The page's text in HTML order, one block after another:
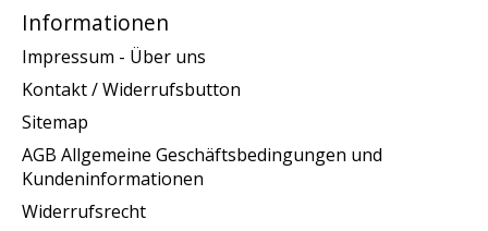
Informationen
Impressum - Über uns
Kontakt / Widerrufsbutton
Sitemap
AGB Allgemeine Geschäftsbedingungen und
Kundeninformationen
Widerrufsrecht